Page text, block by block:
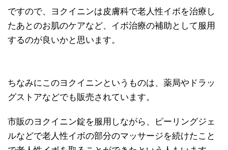
ですので、ヨクイニンは皮膚科で老人性イボを治療し
たあとのお肌のケアなど、イボ治療の補助として服用
するのが良いかと思います。
ちなみにこのヨクイニンというものは、薬局やドラッ
グストアなどでも販売されています。
市販のヨクイニン錠を服用しながら、ピーリングジェ
ルなどで老人性イボの部分のマッサージを続けたこと